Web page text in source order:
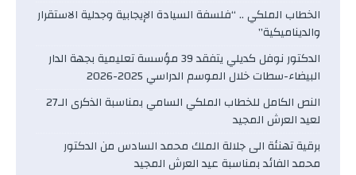
الخطاب الملكي .. “فلسفة السيادة الإيجابية وجدلية الاستقرار
والديناميكية”
الدكتور نوفل كديلي يتفقد 39 مؤسسة تعليمية بجهة الدار
البيضاء-سطات خلال الموسم الدراسي 2025-2026
النص الكامل للخطاب الملكي السامي بمناسبة الذكرى الـ27
لعيد العرش المجيد
برقية تهنئة الى جلالة الملك محمد السادس من الدكتور
محمد الفائد بمناسبة عيد العرش المجيد